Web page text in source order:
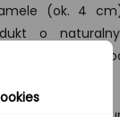
(ok. 4 cm)
o
na